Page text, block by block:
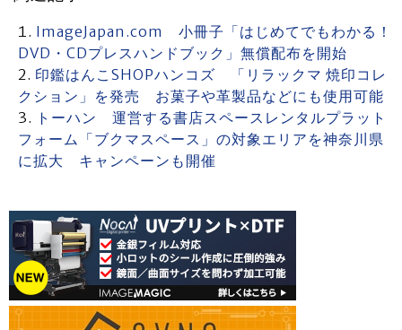
ImageJapan.com 小冊子「はじめてでもわかる！
DVD・CDプレスハンドブック」無償配布を開始
印鑑はんこSHOPハンコズ 「リラックマ 焼印コレ
クション」を発売 お菓子や革製品などにも使用可能
トーハン 運営する書店スペースレンタルプラット
フォーム「ブクマスペース」の対象エリアを神奈川県
に拡大 キャンペーンも開催